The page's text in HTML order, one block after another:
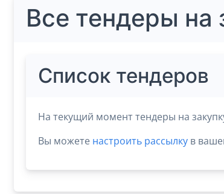
Все тендеры на
Список тендеров
На текущий момент тендеры на
Вы можете настроить рассылкув